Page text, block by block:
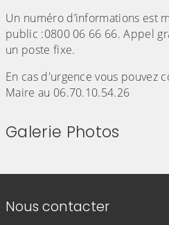
Un numéro d’informations est
public :0800 06 66 66. Appel
un poste fixe.
En cas d'urgence vous pouvez
Maire au 06.70.10.54.26
Galerie Photos
Informations de
Nous contacter